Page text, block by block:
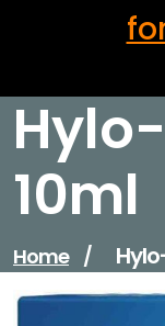
10ml
Home /